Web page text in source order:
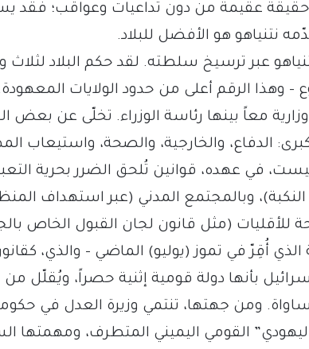
عقيمة من دون تداعيات وعواقب؛ فقد
نتنياهو هو الأفضل للبلاد.
عبر ترسيخ سلطته. لقد حكم البلاد لثلاث
– وهذا الرقم أعلى من حدود الولايات
معاً بينها رئاسة الوزراء. تخلّى عن بعض
الدفاع، والخارجية، والصحة، واستيعاب
في عهده، قوانين تُلحق الضرر بحرية
وبالمجتمع المدني (عبر استهداف
للأقليات (مثل قانون لجان القبول الخاص
الذي أُقِرّ في تموز (يوليو) الماضي – والذي،
بأنها دولة قومية إثنية حصراً، ويُقلّل
ومن جهتها، تنتمي وزيرة العدل في
القومي اليميني المتطرف، ومهمتها